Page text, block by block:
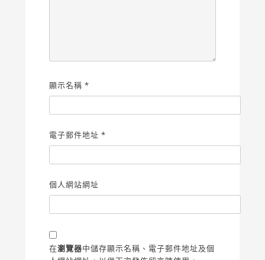
顯示名稱 *
電子郵件地址 *
個人網站網址
在瀏覽器中儲存顯示名稱、電子郵件地址及個